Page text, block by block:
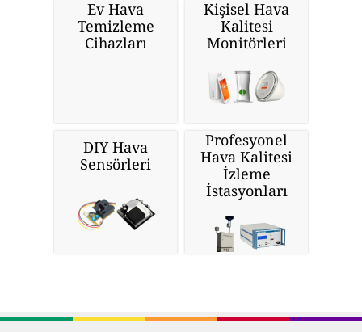
Ev Hava
Temizleme
Cihazları
Kişisel Hava
Kalitesi
Monitörleri
DIY Hava
Sensörleri
Profesyonel
Hava Kalitesi
İzleme
İstasyonları